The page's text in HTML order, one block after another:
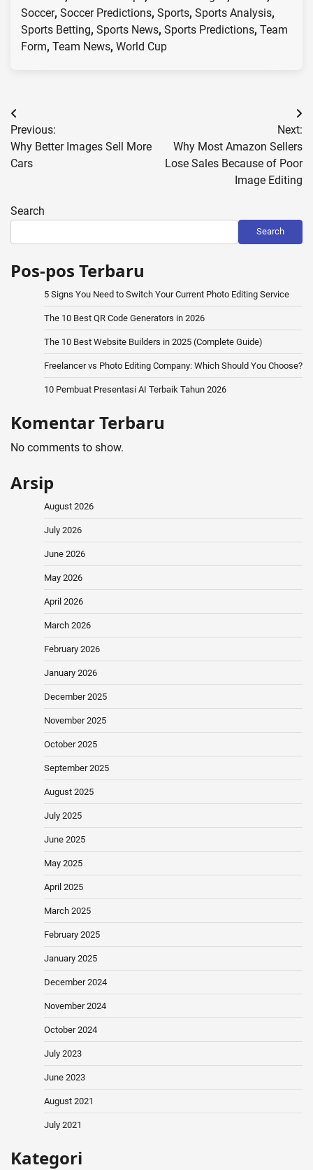
Soccer, Soccer Predictions, Sports, Sports Analysis,
Sports Betting, Sports News, Sports Predictions, Team
Form, Team News, World Cup
Post
navigation
Previous:
Why Better Images Sell More
Cars
Next:
Why Most Amazon Sellers
Lose Sales Because of Poor
Image Editing
Search
Search
Pos-pos Terbaru
5 Signs You Need to Switch Your Current Photo Editing Service
The 10 Best QR Code Generators in 2026
The 10 Best Website Builders in 2025 (Complete Guide)
Freelancer vs Photo Editing Company: Which Should You Choose?
10 Pembuat Presentasi AI Terbaik Tahun 2026
Komentar Terbaru
No comments to show.
Arsip
August 2026
July 2026
June 2026
May 2026
April 2026
March 2026
February 2026
January 2026
December 2025
November 2025
October 2025
September 2025
August 2025
July 2025
June 2025
May 2025
April 2025
March 2025
February 2025
January 2025
December 2024
November 2024
October 2024
July 2023
June 2023
August 2021
July 2021
Kategori